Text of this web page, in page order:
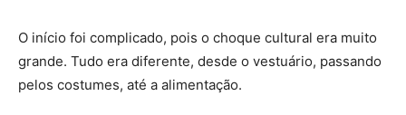
O início foi complicado, pois o choque cultural era muito
grande. Tudo era diferente, desde o vestuário, passando
pelos costumes, até a alimentação.